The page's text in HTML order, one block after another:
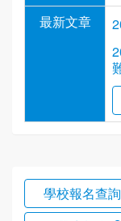
最新文章
學校報名查詢